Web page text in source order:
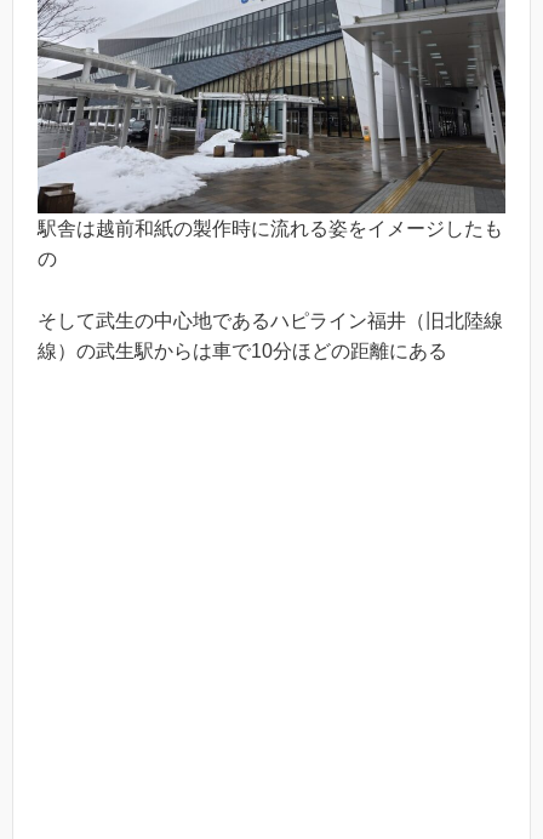
駅舎は越前和紙の製作時に流れる姿をイメージしたも
の
そして武生の中心地であるハピライン福井（旧北陸線
線）の武生駅からは車で10分ほどの距離にある